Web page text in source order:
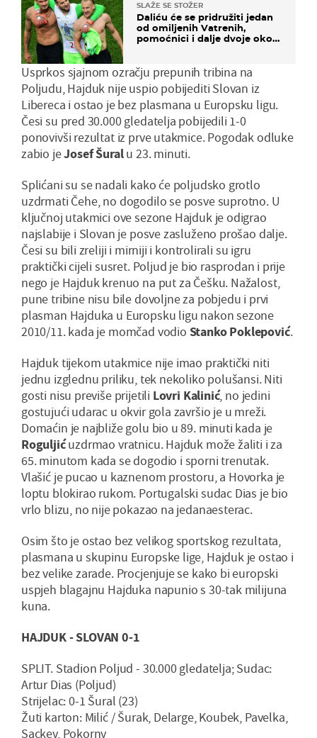
SLAŽE SE STOŽER
Daliću će se pridružiti jedan
od omiljenih Vatrenih,
pomoćnici i dalje dvoje oko
Usprkos sjajnom ozračju prepunih tribina na
Poljudu, Hajduk nije uspio pobijediti Slovan iz
Libereca i ostao je bez plasmana u Europsku ligu.
Česi su pred 30.000 gledatelja pobijedili 1-0
ponovivši rezultat iz prve utakmice. Pogodak odluke
zabio jeJosef Šuralu 23. minuti.
Splićani su se nadali kako će poljudsko grotlo
uzdrmati Čehe, no dogodilo se posve suprotno. U
ključnoj utakmici ove sezone Hajduk je odigrao
najslabije i Slovan je posve zasluženo prošao dalje.
Česi su bili zreliji i mirniji i kontrolirali su igru
praktički cijeli susret. Poljud je bio rasprodan i prije
nego je Hajduk krenuo na put za Češku. Nažalost,
pune tribine nisu bile dovoljne za pobjedu i prvi
plasman Hajduka u Europsku ligu nakon sezone
2010/11. kada je momčad vodio Stanko Poklepović.
Hajduk tijekom utakmice nije imao praktički niti
jednu izglednu priliku, tek nekoliko polušansi. Niti
gosti nisu previše prijetili Lovri Kalinić, no jedini
gostujući udarac u okvir gola završio je u mreži.
Domaćin je najbliže golu bio u 89. minuti kada je
Roguljićuzdrmao vratnicu. Hajduk može žaliti i za
65. minutom kada se dogodio i sporni trenutak.
Vlašić je pucao u kaznenom prostoru, a Hovorka je
loptu blokirao rukom. Portugalski sudac Dias je bio
vrlo blizu, no nije pokazao na jedanaesterac.
Osim što je ostao bez velikog sportskog rezultata,
plasmana u skupinu Europske lige, Hajduk je ostao i
bez velike zarade. Procjenjuje se kako bi europski
uspjeh blagajnu Hajduka napunio s 30-tak milijuna
kuna.
HAJDUK - SLOVAN 0-1
SPLIT. Stadion Poljud - 30.000 gledatelja; Sudac:
Artur Dias (Poljud)
Strijelac: 0-1 Šural (23)
Žuti karton: Milić / Šurak, Delarge, Koubek, Pavelka,
Sackey, Pokorny